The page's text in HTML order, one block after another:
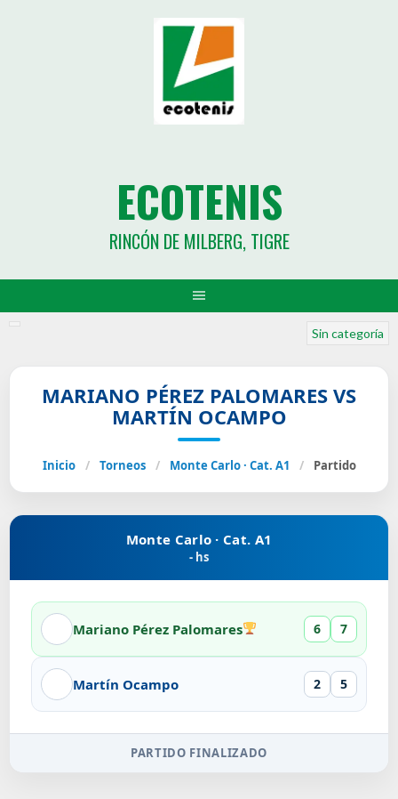
ECOTENIS
RINCÓN DE MILBERG, TIGRE
Sin categoría
MARIANO PÉREZ PALOMARES VS
MARTÍN OCAMPO
Inicio / Torneos / Monte Carlo · Cat. A1 / Partido
Monte Carlo · Cat. A1
- hs
Mariano Pérez Palomares 6 7
Martín Ocampo 2 5
PARTIDO FINALIZADO